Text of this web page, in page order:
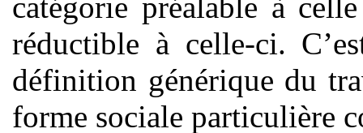
réductible à celle-ci.
définition générique du
forme sociale particulière